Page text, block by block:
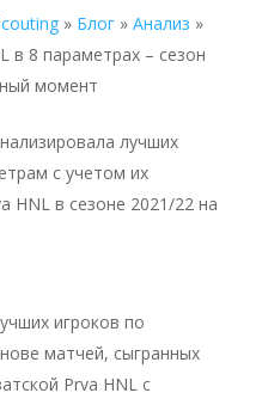
» Блог »Анализ »
в 8 параметрах – сезон
момент
лучших
с учетом их
HNL в сезоне 2021/22 на
игроков по
матчей, сыгранных
Prva HNL с